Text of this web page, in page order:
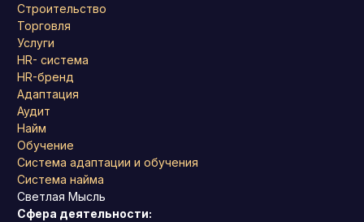
Строительство
Торговля
Услуги
HR- система
HR-бренд
Адаптация
Аудит
Найм
Обучение
Система адаптации и обучения
Система найма
Светлая Мысль
Сфера деятельности: